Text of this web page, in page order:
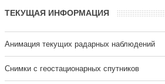
ТЕКУЩАЯ ИНФОРМАЦИЯ
Анимация текущих радарных наблюдений
Cнимки с геостационарных спутников